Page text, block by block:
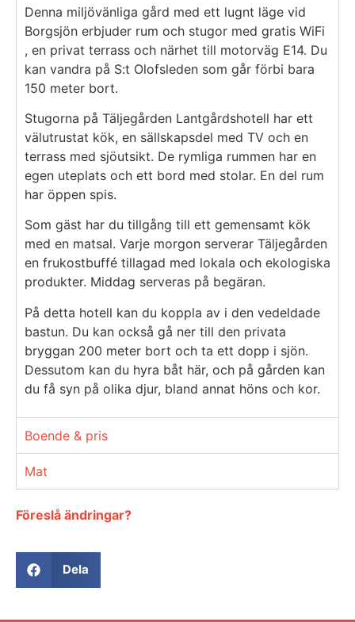
Denna miljövänliga gård med ett lugnt läge vid
Borgsjön erbjuder rum och stugor med gratis WiFi
, en privat terrass och närhet till motorväg E14. Du
kan vandra på S:t Olofsleden som går förbi bara
150 meter bort.
Stugorna på Täljegården Lantgårdshotell har ett
välutrustat kök, en sällskapsdel med TV och en
terrass med sjöutsikt. De rymliga rummen har en
egen uteplats och ett bord med stolar. En del rum
har öppen spis.
Som gäst har du tillgång till ett gemensamt kök
med en matsal. Varje morgon serverar Täljegården
en frukostbuffé tillagad med lokala och ekologiska
produkter. Middag serveras på begäran.
På detta hotell kan du koppla av i den vedeldade
bastun. Du kan också gå ner till den privata
bryggan 200 meter bort och ta ett dopp i sjön.
Dessutom kan du hyra båt här, och på gården kan
du få syn på olika djur, bland annat höns och kor.
Boende & pris
Mat
Föreslå ändringar?
Dela